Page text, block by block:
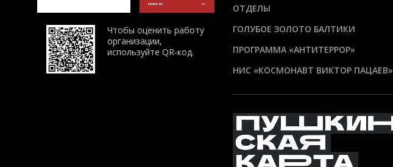
Чтобы оценить работу
организации,
используйте QR-код.
ОТДЕЛЫ
ГОЛУБОЕ ЗОЛОТО БАЛТИКИ
ПРОГРАММА «АНТИТЕРРОР»
НИС «КОСМОНАВТ ВИКТОР ПАЦАЕВ»